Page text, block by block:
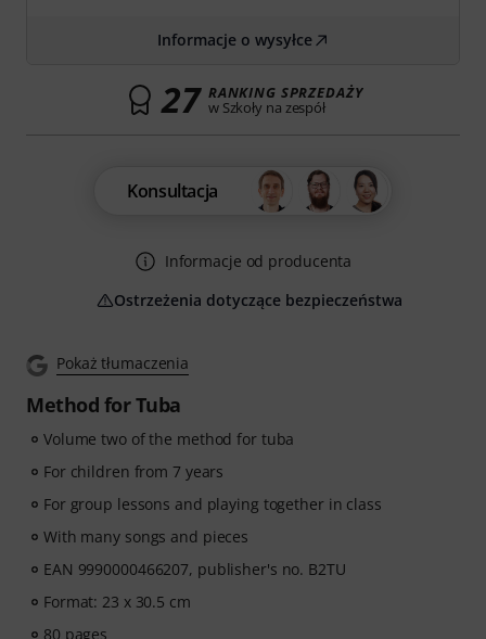
Pokaż tłumaczenia
Method for Tuba
Volume two of the method for tuba
For children from 7 years
For group lessons and playing together in class
With many songs and pieces
EAN 9990000466207, publisher's no. B2TU
Format: 23 x 30.5 cm
80 pages
Informacje o wysyłce
27 RANKING SPRZEDAŻY
w Szkoły na zespół
Konsultacja
Informacje od producenta
Ostrzeżenia dotyczące bezpieczeństwa